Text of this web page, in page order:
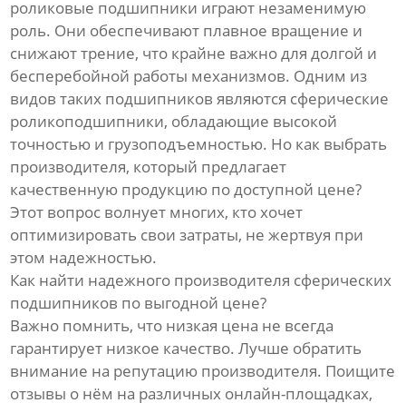
роликовые подшипники играют незаменимую
роль. Они обеспечивают плавное вращение и
снижают трение, что крайне важно для долгой и
бесперебойной работы механизмов. Одним из
видов таких подшипников являются сферические
роликоподшипники, обладающие высокой
точностью и грузоподъемностью. Но как выбрать
производителя, который предлагает
качественную продукцию по доступной цене?
Этот вопрос волнует многих, кто хочет
оптимизировать свои затраты, не жертвуя при
этом надежностью.
Как найти надежного производителя сферических
подшипников по выгодной цене?
Важно помнить, что низкая цена не всегда
гарантирует низкое качество. Лучше обратить
внимание на репутацию производителя. Поищите
отзывы о нём на различных онлайн-площадках,